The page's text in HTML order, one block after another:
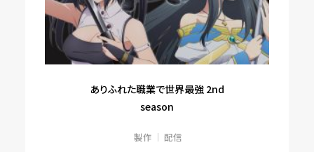
ありふれた職業で世界最強 2nd
season
製作 配信